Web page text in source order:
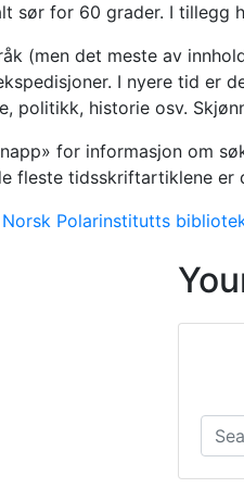
sør for 60 grader. I tillegg
(men det meste av
I nyere tid er
politikk, historie osv.
for informasjon om
fleste tidsskriftartiklene er
Norsk Polarinstitutts